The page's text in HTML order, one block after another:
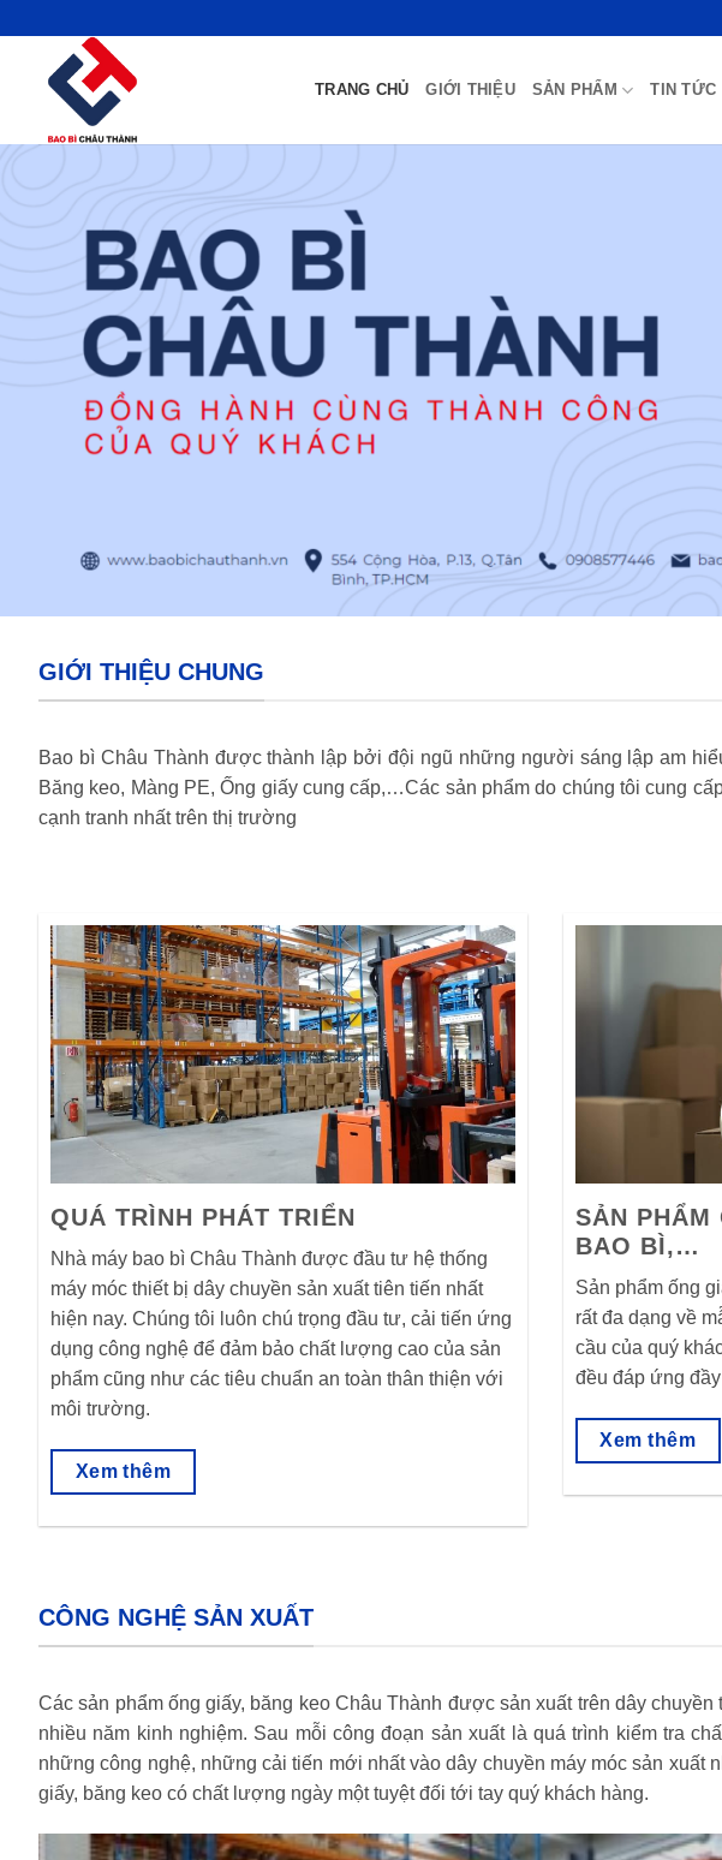
TRANG CHỦ GIỚI THIỆU SẢN PHẨM TIN TỨC
GIỚI THIỆU CHUNG
Bao bì Châu Thành được thành lập bởi đội ngũ những người sáng lập am
Băng keo, Màng PE, Ống giấy cung cấp,…Các sản phẩm do chúng tôi cung
cạnh tranh nhất trên thị trường
QUÁ TRÌNH PHÁT TRIỂN
Nhà máy bao bì Châu Thành được đầu tư hệ thống
máy móc thiết bị dây chuyền sản xuất tiên tiến nhất
hiện nay. Chúng tôi luôn chú trọng đầu tư, cải tiến ứng
dụng công nghệ để đảm bảo chất lượng cao của sản
phẩm cũng như các tiêu chuẩn an toàn thân thiện với
môi trường.
Xem thêm
SẢN PHẨM
BAO BÌ,…
Sản phẩm ống
rất đa dạng về
cầu của quý
đều đáp ứng
Xem thêm
CÔNG NGHỆ SẢN XUẤT
Các sản phẩm ống giấy, băng keo Châu Thành được sản xuất trên dây
nhiều năm kinh nghiệm. Sau mỗi công đoạn sản xuất là quá trình kiểm tra
những công nghệ, những cải tiến mới nhất vào dây chuyền máy móc sản
giấy, băng keo có chất lượng ngày một tuyệt đối tới tay quý khách hàng.